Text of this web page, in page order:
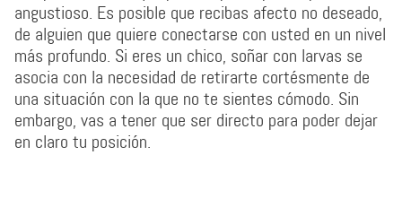
angustioso. Es posible que recibas afecto no deseado,
de alguien que quiere conectarse con usted en un nivel
más profundo. Si eres un chico, soñar con larvas se
asocia con la necesidad de retirarte cortésmente de
una situación con la que no te sientes cómodo. Sin
embargo, vas a tener que ser directo para poder dejar
en claro tu posición.